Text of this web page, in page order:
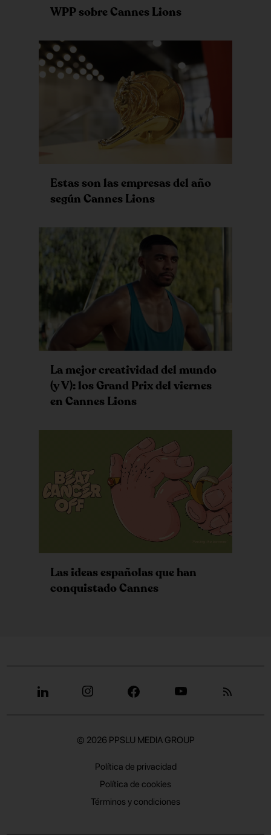
WPP sobre Cannes Lions
Estas son las empresas del año
según Cannes Lions
La mejor creatividad del mundo
(y V): los Grand Prix del viernes
en Cannes Lions
Las ideas españolas que han
conquistado Cannes
© 2026 PPSLU MEDIA GROUP
Política de privacidad
Política de cookies
Términos y condiciones